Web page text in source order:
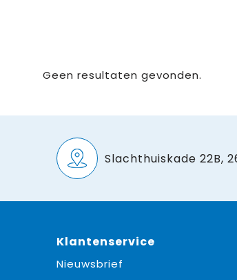
Geen resultaten gevonden.
Slachthuiskade 22B,
Klantenservice
Nieuwsbrief